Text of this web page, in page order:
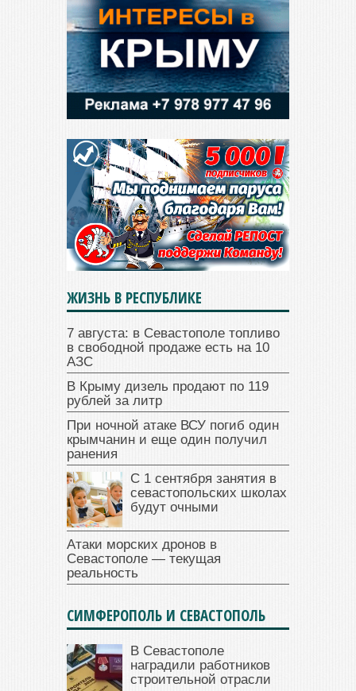
ЖИЗНЬ В РЕСПУБЛИКЕ
7 августа: в Севастополе топливо
в свободной продаже есть на 10
АЗС
В Крыму дизель продают по 119
рублей за литр
При ночной атаке ВСУ погиб один
крымчанин и еще один получил
ранения
С 1 сентября занятия в
севастопольских школах
будут очными
Атаки морских дронов в
Севастополе — текущая
реальность
СИМФЕРОПОЛЬ И СЕВАСТОПОЛЬ
В Севастополе
наградили работников
строительной отрасли